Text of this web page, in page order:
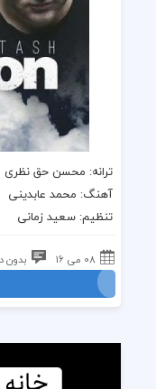
ترانه: محسن حق نظری
آهنگ: محمد عابدینی
تنظیم: سعید زمانی
08 می 16 بدون